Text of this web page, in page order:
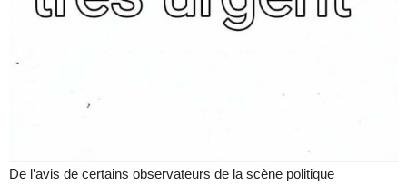
De l’avis de certains observateurs de la scène politique